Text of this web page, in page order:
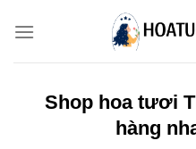
Shop hoa tươi
hàng